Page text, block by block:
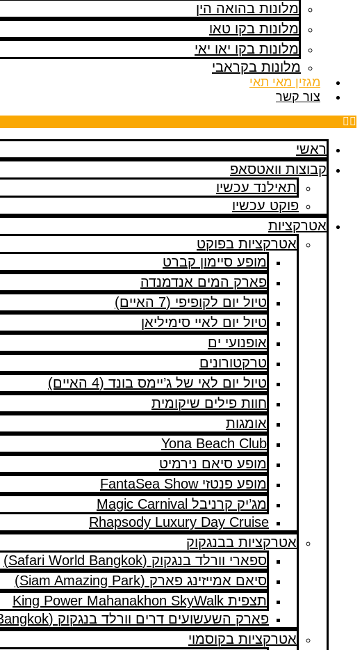
מלונות בהואה הין
מלונות בקו טאו
מלונות בקו יאו יאי
מלונות בקראבי
מגזין מאי תאי
צור קשר
ראשי
קבוצות וואטסאפ
תאילנד עכשיו
פוקט עכשיו
אטרקציות
אטרקציות בפוקט
מופע סיימון קברט
פארק המים אנדמנדה
טיול יום לקופיפי (7 האיים)
טיול יום לאיי סימיליאן
אופנועי ים
טרקטורונים
טיול יום לאי של ג’יימס בונד (4 האיים)
חוות פילים שיקומית
אומגות
Yona Beach Club
מופע סיאם נירמיט
מופע פנטזי FantaSea Show
מג’יק קרניבל Magic Carnival
Rhapsody Luxury Day Cruise
אטרקציות בבנגקוק
ספארי וורלד בנגקוק (Safari World Bangkok)
סיאם אמייזינג פארק (Siam Amazing Park)
תצפית King Power Mahanakhon SkyWalk
פארק השעשועים דרים וורלד בנגקוק (Dream World Bangkok)
אטרקציות בקוסמוי